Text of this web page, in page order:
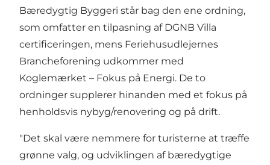
Bæredygtig Byggeri står bag den ene ordning,
som omfatter en tilpasning af DGNB Villa
certificeringen, mens Feriehusudlejernes
Brancheforening udkommer med
Koglemærket – Fokus på Energi. De to
ordninger supplerer hinanden med et fokus på
henholdsvis nybyg/renovering og på drift.
"Det skal være nemmere for turisterne at træffe
grønne valg, og udviklingen af bæredygtige